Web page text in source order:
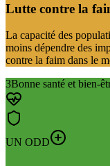
Lutte contre la
La capacité des
moins dépendre des
contre la faim dans le
3Bonne santé et bien-
UN ODD